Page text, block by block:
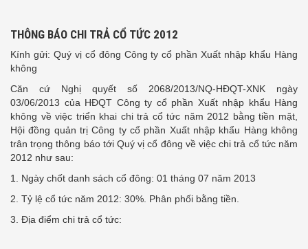
THÔNG BÁO CHI TRẢ CỔ TỨC 2012
Kính gửi: Quý vị cổ đông Công ty cổ phần Xuất nhập khẩu Hàng
không
Căn cứ Nghị quyết số 2068/2013/NQ-HĐQT-XNK ngày
03/06/2013 của HĐQT Công ty cổ phần Xuất nhập khẩu Hàng
không về việc triển khai chi trả cổ tức năm 2012 bằng tiền mặt,
Hội đồng quản trị Công ty cổ phần Xuất nhập khẩu Hàng không
trân trọng thông báo tới Quý vị cổ đông về việc chi trả cổ tức năm
2012 như sau:
1. Ngày chốt danh sách cổ đông: 01 tháng 07 năm 2013
2. Tỷ lệ cổ tức năm 2012: 30%. Phân phối bằng tiền.
3. Địa điểm chi trả cổ tức: